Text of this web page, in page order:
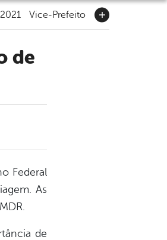
Vice-Prefeito
Federal
As
de